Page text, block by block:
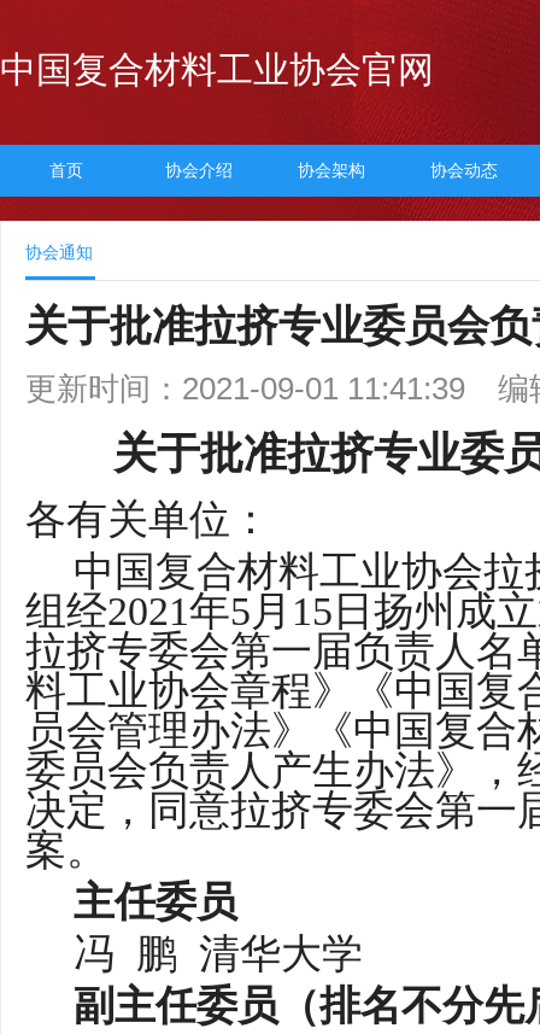
中国复合材料工业协会官网
首页 协会介绍 协会架构 协会动态
协会通知
关于批准拉挤专业委员会
更新时间：2021-09-01 11:41:39 编
关于批准拉挤专业委
各有关单位：
中国复合材料工业协会拉
组经2021年5月 15 日 扬州成立
拉挤专委会第一届负责人名
料工业协会章程》《中国复
员会管理办法》《中国复合
委员会负责人产生办法》，
决定，同意拉挤专委会第一
案。
主任委员
冯 鹏 清华大学
副主任委员（排名不分先